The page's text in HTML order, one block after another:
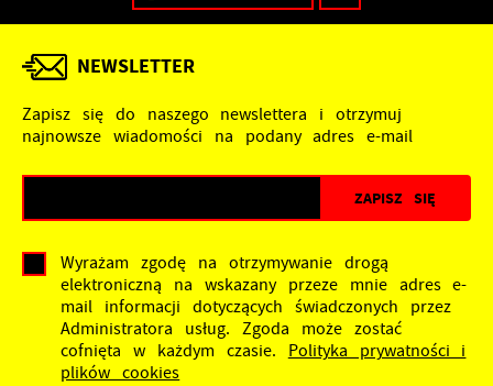
NEWSLETTER
Zapisz się do naszego newslettera i otrzymuj
najnowsze wiadomości na podany adres e-mail
Wyrażam zgodę na otrzymywanie drogą
elektroniczną na wskazany przeze mnie adres e-
mail informacji dotyczących świadczonych przez
Administratora usług. Zgoda może zostać
cofnięta w każdym czasie. Polityka prywatności i
plików cookies